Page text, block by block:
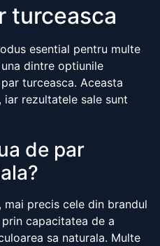
turceasca
esential pentru multe
dintre optiunile
turceasca. Aceasta
rezultatele sale sunt
de par
mai precis cele din brandul
prin capacitatea de a
sa naturala. Multe